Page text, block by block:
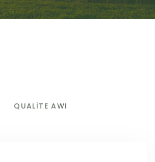
QUALİTE AWI